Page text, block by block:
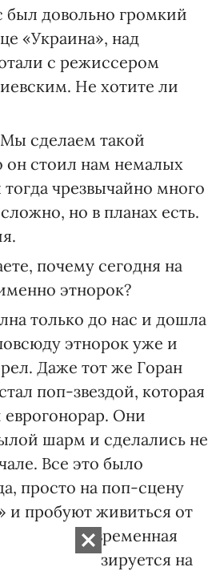
был довольно громкий
«Украина», над
с режиссером
Не хотите ли
сделаем такой
он стоил нам немалых
чрезвычайно много
но в планах есть.
почему сегодня на
этнорок?
только до нас и дошла
этнорок уже и
Даже тот же Горан
поп-звездой, которая
Они
шарм и сделались не
Все это было
просто на поп-сцену
и пробуют живиться от
любая современная
музыка базируется на